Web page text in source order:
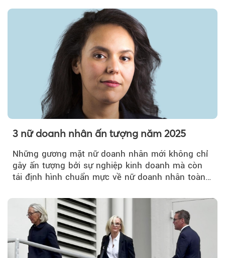
3 nữ doanh nhân ấn tượng năm 2025
Những gương mặt nữ doanh nhân mới không chỉ
gây ấn tượng bởi sự nghiệp kinh doanh mà còn
tái định hình chuẩn mực về nữ doanh nhân toàn